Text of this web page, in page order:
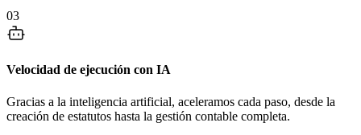
03
Velocidad de ejecución con IA
Gracias a la inteligencia artificial, aceleramos cada paso, desde la
creación de estatutos hasta la gestión contable completa.